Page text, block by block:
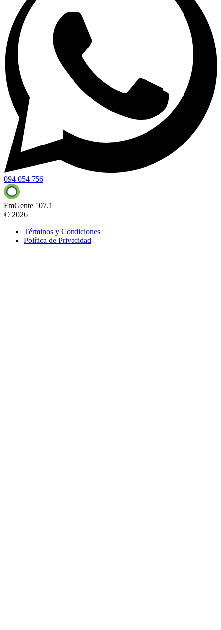
094 054 756
FmGente 107.1
© 2026
Términos y Condiciones
Política de Privacidad